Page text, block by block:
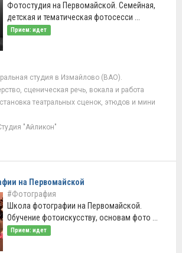
Фотостудия на Первомайской. Семейная,
детская и тематическая фотосесси ...
Прием: идет
студия в Измайлово (ВАО).
сценическая речь, вокала и работа
театральных сценок, этюдов и мини
"Айликон"
на Первомайской
#Фотография
Школа фотографии на Первомайской.
Обучение фотоискусству, основам фото ...
Прием: идет